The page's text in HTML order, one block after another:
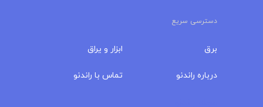
دسترسی سریع
برق
درباره‌ راندنو
ابزار و یراق
تماس با راندنو